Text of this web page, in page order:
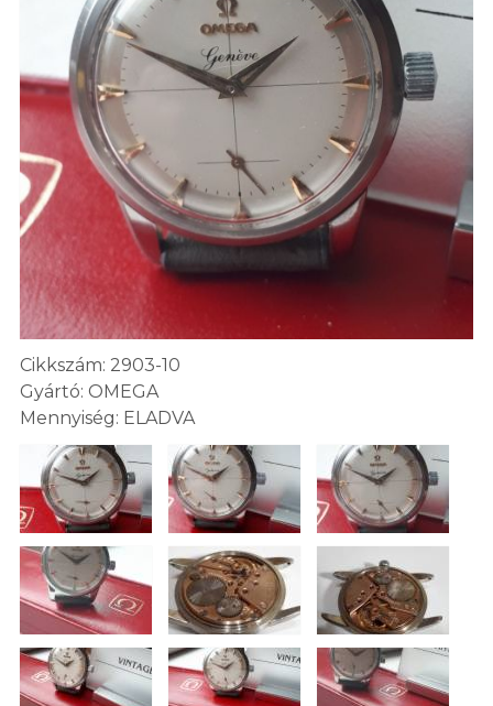
Cikkszám: 2903-10
Gyártó: OMEGA
Mennyiség: ELADVA